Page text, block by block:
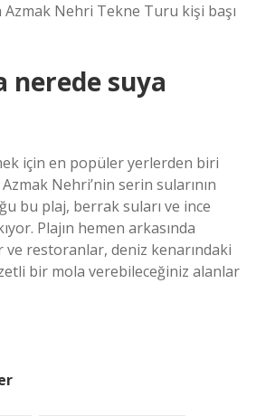
Azmak Nehri Tekne Turu kişi başı
nerede suya
için en popüler yerlerden biri
Azmak Nehri’nin serin sularının
bu plaj, berrak suları ve ince
Plajın hemen arkasında
restoranlar, deniz kenarındaki
bir mola verebileceğiniz alanlar